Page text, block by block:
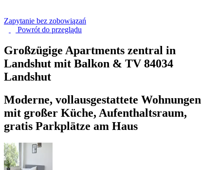
Zapytanie bez zobowiązań
Powrót do przeglądu
Großzügige Apartments zentral in
Landshut mit Balkon & TV 84034
Landshut
Moderne, vollausgestattete Wohnungen
mit großer Küche, Aufenthaltsraum,
gratis Parkplätze am Haus